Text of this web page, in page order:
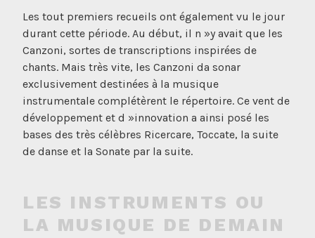
Les tout premiers recueils ont également vu le jour
durant cette période. Au début, il n »y avait que les
Canzoni, sortes de transcriptions inspirées de
chants. Mais très vite, les Canzoni da sonar
exclusivement destinées à la musique
instrumentale complétèrent le répertoire. Ce vent de
développement et d »innovation a ainsi posé les
bases des très célèbres Ricercare, Toccate, la suite
de danse et la Sonate par la suite.
LES INSTRUMENTS OU
LA MUSIQUE DE DEMAIN